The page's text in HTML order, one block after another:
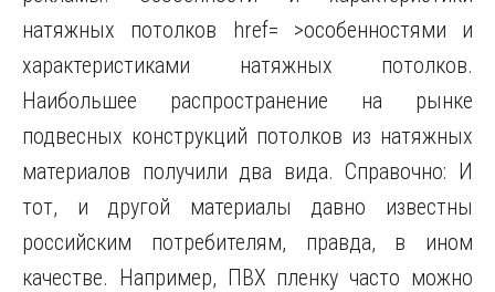
натяжных потолков href= >особенностями и
характеристиками натяжных потолков.
Наибольшее распространение на рынке
подвесных конструкций потолков из натяжных
материалов получили два вида. Справочно: И
тот, и другой материалы давно известны
российским потребителям, правда, в ином
качестве. Например, ПВХ пленку часто можно